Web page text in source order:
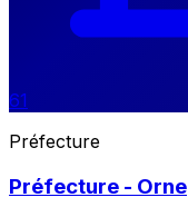
61
Préfecture
Préfecture - Orne